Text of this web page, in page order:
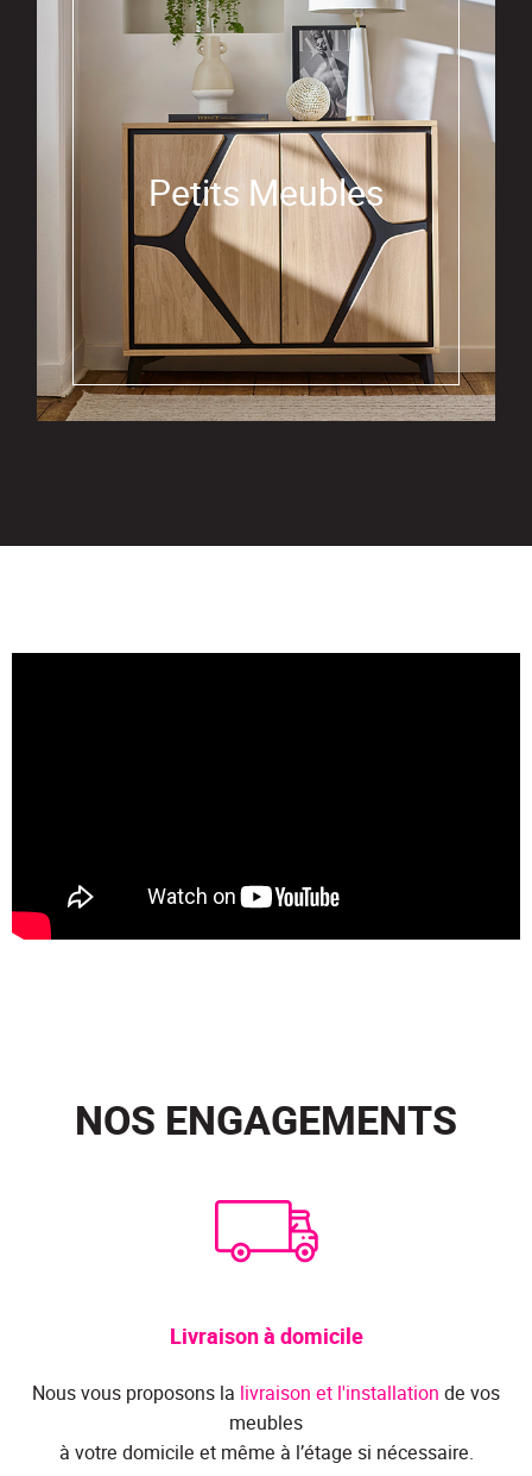
Petits Meubles
NOS ENGAGEMENTS
Livraison à domicile
Nous vous proposons la livraison et l'installation de vos
meubles
à votre domicile et même à l’étage si nécessaire.